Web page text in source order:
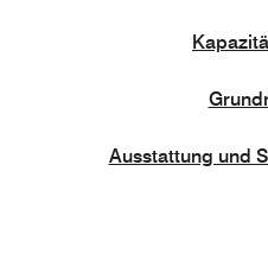
Ausstattung und